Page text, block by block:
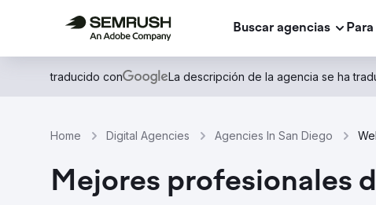
Buscar agencias
traducido con La descripción de la agencia se ha
Home Digital Agencies Agencies In San Diego
Mejores profesionales